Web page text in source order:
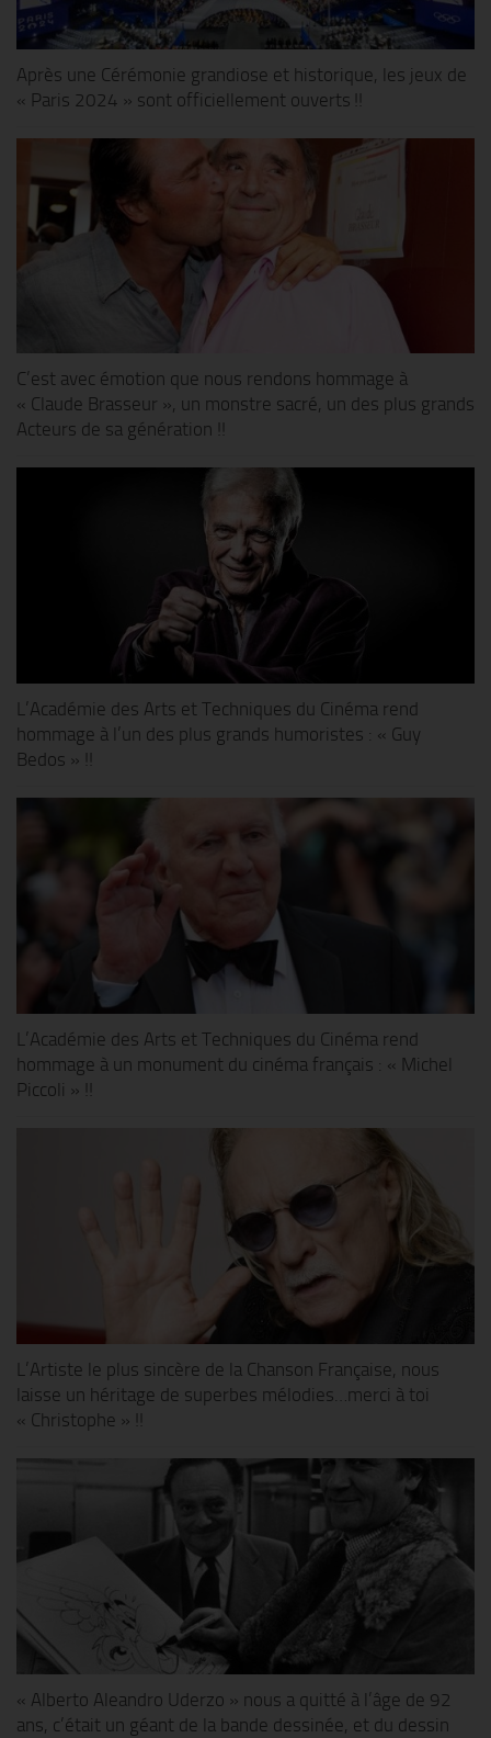
Après une Cérémonie grandiose et historique, les jeux de
« Paris 2024 » sont officiellement ouverts !!
C’est avec émotion que nous rendons hommage à
« Claude Brasseur », un monstre sacré, un des plus grands
Acteurs de sa génération !!
L’Académie des Arts et Techniques du Cinéma rend
hommage à l’un des plus grands humoristes : « Guy
Bedos » !!
L’Académie des Arts et Techniques du Cinéma rend
hommage à un monument du cinéma français : « Michel
Piccoli » !!
L’Artiste le plus sincère de la Chanson Française, nous
laisse un héritage de superbes mélodies…merci à toi
« Christophe » !!
« Alberto Aleandro Uderzo » nous a quitté à l’âge de 92
ans, c’était un géant de la bande dessinée, et du dessin